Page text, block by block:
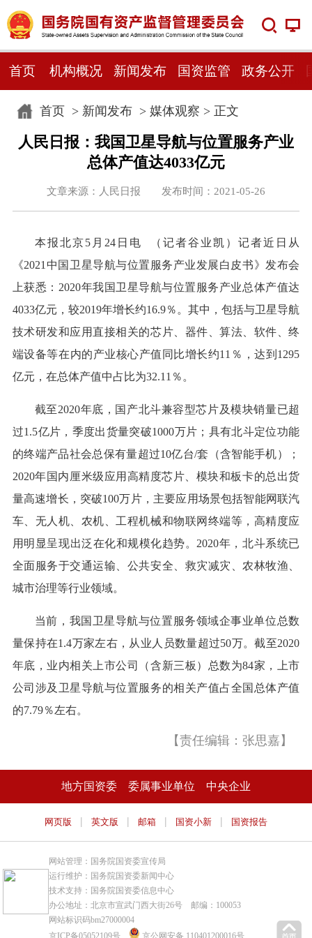
首页 机构概况 新闻发布 国资监管 政务公开
首页> 新闻发布> 媒体观察 > 正文
人民日报：我国卫星导航与位置服务产业
总体产值达4033亿元
文章来源：人民日报 发布时间：2021-05-26
本报北京5月24日电 （记者谷业凯）记者近日从
《2021中国卫星导航与位置服务产业发展白皮书》发布会
上获悉：2020年我国卫星导航与位置服务产业总体产值达
4033亿元，较2019年增长约16.9％。其中，包括与卫星导航
技术研发和应用直接相关的芯片、器件、算法、软件、终
端设备等在内的产业核心产值同比增长约11％，达到1295
亿元，在总体产值中占比为32.11％。
截至2020年底，国产北斗兼容型芯片及模块销量已超
过1.5亿片，季度出货量突破1000万片；具有北斗定位功能
的终端产品社会总保有量超过10亿台/套（含智能手机）；
2020年国内厘米级应用高精度芯片、模块和板卡的总出货
量高速增长，突破100万片，主要应用场景包括智能网联汽
车、无人机、农机、工程机械和物联网终端等，高精度应
用明显呈现出泛在化和规模化趋势。2020年，北斗系统已
全面服务于交通运输、公共安全、救灾减灾、农林牧渔、
城市治理等行业领域。
当前，我国卫星导航与位置服务领域企事业单位总数
量保持在1.4万家左右，从业人员数量超过50万。截至2020
年底，业内相关上市公司（含新三板）总数为84家，上市
公司涉及卫星导航与位置服务的相关产值占全国总体产值
的7.79％左右。
【责任编辑：张思嘉】
地方国资委 委属事业单位 中央企业
网页版 | 英文版 | 邮箱 | 国资小新 | 国资报告
网站管理：国务院国资委宣传局
运行维护：国务院国资委新闻中心
技术支持：国务院国资委信息中心
办公地址：北京市宣武门西大街26号 邮编：100053
网站标识码bm27000004
京ICP备05052109号
京公网安备 110401200016号